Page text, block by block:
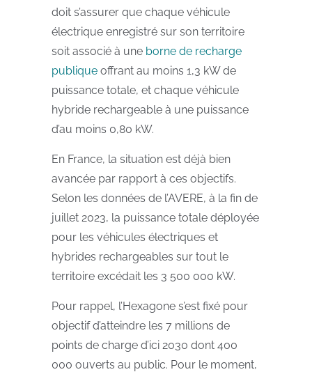
doit s’assurer que chaque véhicule
électrique enregistré sur son territoire
soit associé à une borne de recharge
publique offrant au moins 1,3 kW de
puissance totale, et chaque véhicule
hybride rechargeable à une puissance
d’au moins 0,80 kW.
En France, la situation est déjà bien
avancée par rapport à ces objectifs.
Selon les données de l’AVERE, à la fin de
juillet 2023, la puissance totale déployée
pour les véhicules électriques et
hybrides rechargeables sur tout le
territoire excédait les 3 500 000 kW.
Pour rappel, l’Hexagone s’est fixé pour
objectif d’atteindre les 7 millions de
points de charge d’ici 2030 dont 400
000 ouverts au public. Pour le moment,